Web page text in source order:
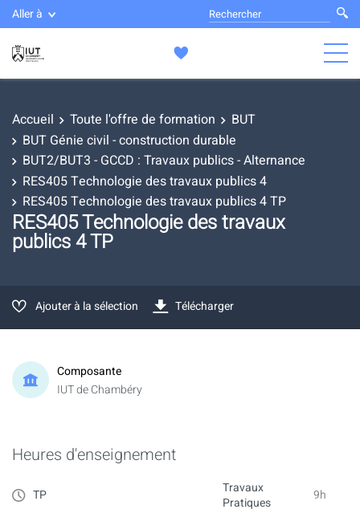
Aller à
Accueil Toute l'offre de formation
BUT
BUT Génie civil - construction durable
BUT2/BUT3 - GCCD : Travaux publics - Alternance
RES405 Technologie des travaux publics 4
RES405 Technologie des travaux publics 4 TP
RES405 Technologie des travaux
publics 4 TP
Ajouter à la sélection Télécharger
Composante
IUT de Chambéry
Heures d'enseignement
TP
Travaux
Pratiques
9h